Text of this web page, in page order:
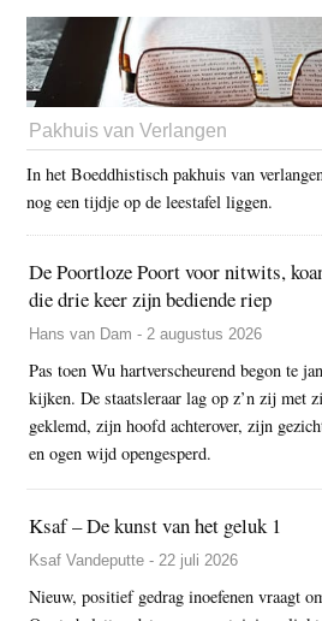
Pakhuis van Verlangen
In het Boeddhistisch pakhuis van
nog een tijdje op de leestafel liggen.
De Poortloze Poort voor nitwits,
die drie keer zijn bediende riep
Hans van Dam - 2 augustus 2026
Pas toen Wu hartverscheurend begon te
kijken. De staatsleraar lag op z’n zij met
geklemd, zijn hoofd achterover, zijn
en ogen wijd opengesperd.
Ksaf – De kunst van het geluk 1
Ksaf Vandeputte - 22 juli 2026
Nieuw, positief gedrag inoefenen vraagt